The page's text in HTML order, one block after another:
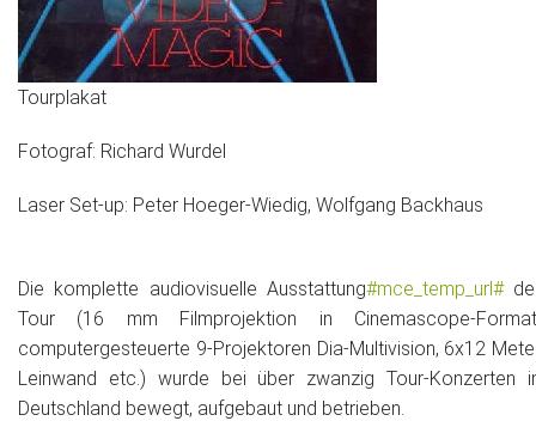
Tourplakat
Fotograf: Richard Wurdel
Laser Set-up: Peter Hoeger-Wiedig, Wolfgang Backhaus
Die komplette audiovisuelle Ausstattung#mce_temp_url#
Tour (16 mm Filmprojektion in Cinemascope-
computergesteuerte 9-Projektoren Dia-Multivision, 6x12
Leinwand etc.) wurde bei über zwanzig Tour-Konzerten
Deutschland bewegt, aufgebaut und betrieben.